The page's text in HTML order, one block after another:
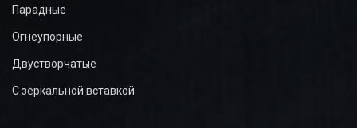
Парадные
Огнеупорные
Двустворчатые
С зеркальной вставкой